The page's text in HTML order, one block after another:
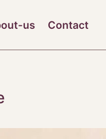
us Contact